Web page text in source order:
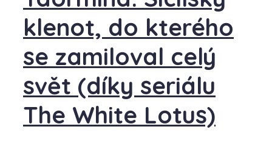
klenot, do kterého
se zamiloval celý
svět (díky seriálu
The White Lotus)